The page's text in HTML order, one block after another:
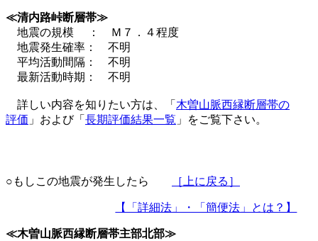
≪清内路峠断層帯≫
地震の規模 ： Ｍ７．４程度
地震発生確率： 不明
平均活動間隔： 不明
最新活動時期： 不明
詳しい内容を知りたい方は、「 木曽山脈西縁断層帯の
評価 」および「 長期評価結果一覧 」をご覧下さい。
○もしこの地震が発生したら ［上に戻る］
【「詳細法」・「簡便法」とは？】
≪木曽山脈西縁断層帯主部北部≫